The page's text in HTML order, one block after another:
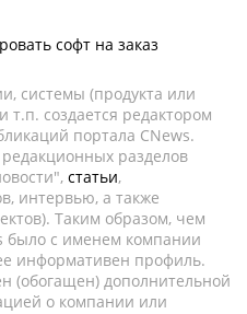
софт на заказ
системы (продукта или
т.п. создается редактором
портала CNews.
разделов
статьи,
интервью, а также
Таким образом, чем
было с именем компании
информативен профиль.
(обогащен) дополнительной
о компании или